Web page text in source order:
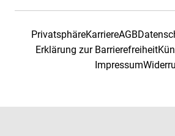
PrivatsphäreKarriereAGB
Erklärung zur Barrierefreiheit
Impressum